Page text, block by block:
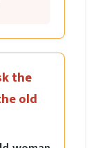
the
old